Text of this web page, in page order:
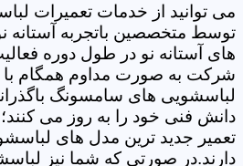
می توانید از خدمات تعمیرات
توسط متخصصین باتجربه آستانه
های آستانه نو در طول دوره
شرکت به صورت مداوم همگام با
لباسشویی های سامسونگ
دانش فنی خود را به روز می کنند؛
تعمیر جدید ترین مدل های
دارند.در صورتی که شما نیز